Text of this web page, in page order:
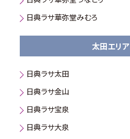
日典ラサ華弥堂みむろ
太田エリア
日典ラサ太田
日典ラサ金山
日典ラサ宝泉
日典ラサ大泉